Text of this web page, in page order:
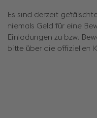
Es sind derzeit
niemals Geld für eine
Einladungen zu bzw.
bitte über die offiziellen